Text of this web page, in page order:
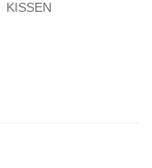
KISSEN